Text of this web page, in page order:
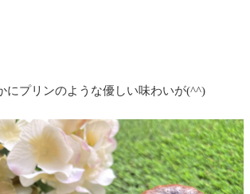
にプリンのような優しい味わいが(^^)